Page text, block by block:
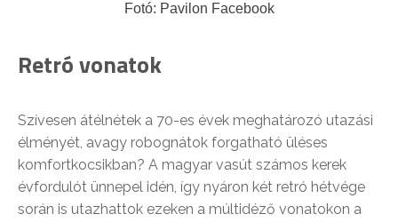
Fotó: Pavilon Facebook
Retró vonatok
Szívesen átélnétek a 70-es évek meghatározó utazási
élményét, avagy robognátok forgatható üléses
komfortkocsikban? A magyar vasút számos kerek
évfordulót ünnepel idén, így nyáron két retró hétvége
során is utazhattok ezeken a múltidéző vonatokon a